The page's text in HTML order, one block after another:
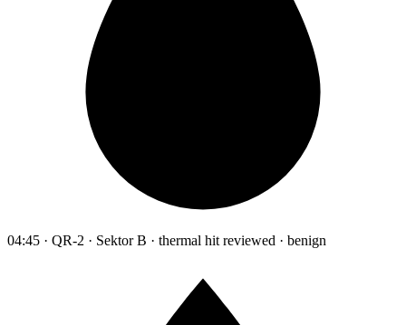
04:45 · QR-2 · Sektor B · thermal hit reviewed · benign